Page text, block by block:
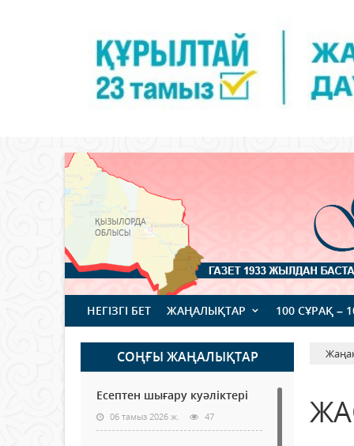
НЕГІЗГІ БЕТ ЖАҢАЛЫҚТАР 100 СҰРАҚ –
СОҢҒЫ ЖАҢАЛЫҚТАР
Есептен шығару куәліктері
06 тамыз 2026 ж. 47